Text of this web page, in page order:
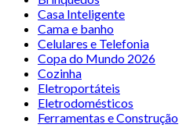
Casa Inteligente
Cama e banho
Celulares e Telefonia
Copa do Mundo 2026
Cozinha
Eletroportáteis
Eletrodomésticos
Ferramentas e Construção